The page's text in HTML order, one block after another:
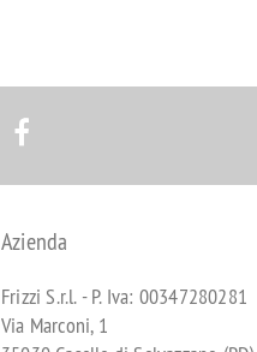
Azienda
Frizzi S.r.l. - P. Iva: 00347280281
Via Marconi, 1